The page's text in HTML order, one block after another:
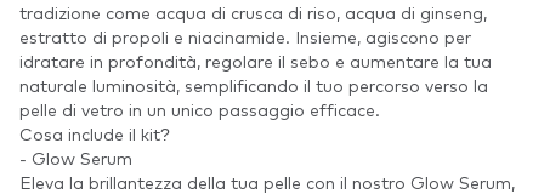
tradizione come acqua di crusca di riso, acqua di ginseng,
estratto di propoli e niacinamide. Insieme, agiscono per
idratare in profondità, regolare il sebo e aumentare la tua
naturale luminosità, semplificando il tuo percorso verso la
pelle di vetro in un unico passaggio efficace.
Cosa include il kit?
- Glow Serum
Eleva la brillantezza della tua pelle con il nostro Glow Serum,